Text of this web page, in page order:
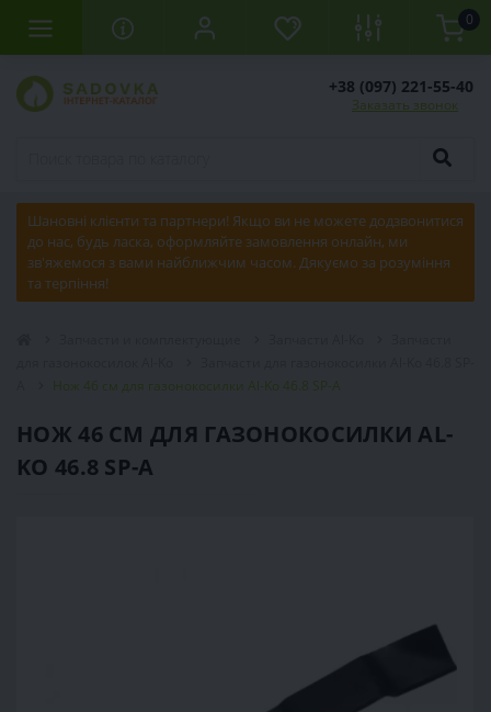
0
+38 (097) 221-55-40
Заказать звонок
Шановні клієнти та партнери! Якщо ви не можете додзвонитися
до нас, будь ласка, оформляйте замовлення онлайн, ми
зв'яжемося з вами найближчим часом. Дякуємо за розуміння
та терпіння!
Нож 46 см для газонокосилки Al-Ko 46.8 SP-A
НОЖ 46 СМ ДЛЯ ГАЗОНОКОСИЛКИ AL-
KO 46.8 SP-A